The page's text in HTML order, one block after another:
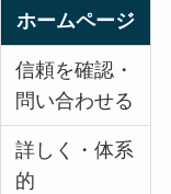
ホームページ
信頼を確認・
問い合わせる
詳しく・体系
的